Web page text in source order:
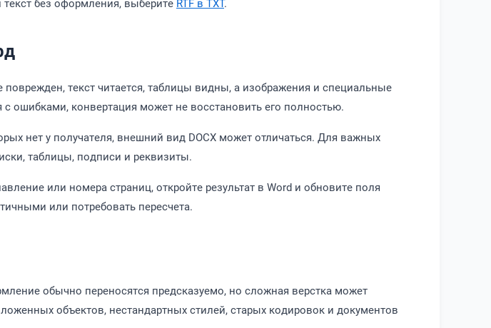
без оформления, выберите RTF в TXT.
текст читается, таблицы видны, а изображения и специальные
ошибками, конвертация может не восстановить его полностью.
нет у получателя, внешний вид DOCX может отличаться. Для важных
таблицы, подписи и реквизиты.
или номера страниц, откройте результат в Word и обновите поля
или потребовать пересчета.
обычно переносятся предсказуемо, но сложная верстка может
объектов, нестандартных стилей, старых кодировок и документов